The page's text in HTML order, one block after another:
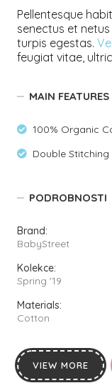
Pellentesque
senectus et
turpis egestas.
feugiat vitae,
MAIN FEATURES
100% Organic
Double Stitching
PODROBNOSTI
Brand:
BabyStreet
Kolekce:
Spring '19
Materials:
Cotton
VIEW MORE